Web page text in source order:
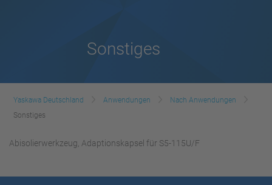
Sonstiges
Yaskawa Deutschland Anwendungen
Nach Anwendungen
Sonstiges
Abisolierwerkzeug, Adaptionskapsel für S5-115U/F